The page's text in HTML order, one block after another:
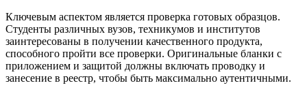
Ключевым аспектом является проверка готовых образцов.
Студенты различных вузов, техникумов и институтов
заинтересованы в получении качественного продукта,
способного пройти все проверки. Оригинальные бланки с
приложением и защитой должны включать проводку и
занесение в реестр, чтобы быть максимально аутентичными.